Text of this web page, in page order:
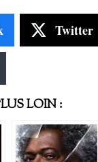
Twitter
LOIN :